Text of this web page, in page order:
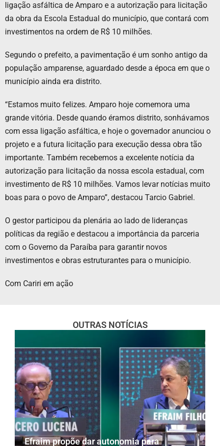
ligação asfáltica de Amparo e a autorização para licitação
da obra da Escola Estadual do município, que contará com
investimentos na ordem de R$ 10 milhões.
Segundo o prefeito, a pavimentação é um sonho antigo da
população amparense, aguardado desde a época em que o
município ainda era distrito.
“Estamos muito felizes. Amparo hoje comemora uma
grande vitória. Desde quando éramos distrito, sonhávamos
com essa ligação asfáltica, e hoje o governador anunciou o
projeto e a futura licitação para execução dessa obra tão
importante. Também recebemos a excelente notícia da
autorização para licitação da nossa escola estadual, com
investimento de R$ 10 milhões. Vamos levar notícias muito
boas para o povo de Amparo”, destacou Tarcio Gabriel.
O gestor participou da plenária ao lado de lideranças
políticas da região e destacou a importância da parceria
com o Governo da Paraíba para garantir novos
investimentos e obras estruturantes para o município.
Com Cariri em ação
OUTRAS NOTÍCIAS
Efraim propõe dar autonomia para